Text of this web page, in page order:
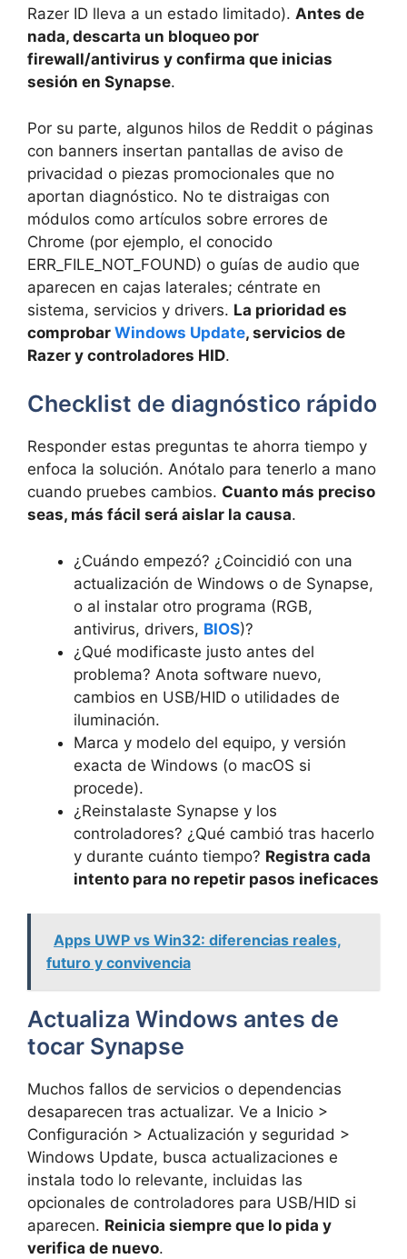
Razer ID lleva a un estado limitado). Antes de
nada, descarta un bloqueo por
firewall/antivirus y confirma que inicias
sesión en Synapse.
Por su parte, algunos hilos de Reddit o páginas
con banners insertan pantallas de aviso de
privacidad o piezas promocionales que no
aportan diagnóstico. No te distraigas con
módulos como artículos sobre errores de
Chrome (por ejemplo, el conocido
ERR_FILE_NOT_FOUND) o guías de audio que
aparecen en cajas laterales; céntrate en
sistema, servicios y drivers. La prioridad es
comprobar Windows Update, servicios de
Razer y controladores HID.
Checklist de diagnóstico rápido
Responder estas preguntas te ahorra tiempo y
enfoca la solución. Anótalo para tenerlo a mano
cuando pruebes cambios. Cuanto más preciso
seas, más fácil será aislar la causa.
¿Cuándo empezó? ¿Coincidió con una
actualización de Windows o de Synapse,
o al instalar otro programa (RGB,
antivirus, drivers, BIOS)?
¿Qué modificaste justo antes del
problema? Anota software nuevo,
cambios en USB/HID o utilidades de
iluminación.
Marca y modelo del equipo, y versión
exacta de Windows (o macOS si
procede).
¿Reinstalaste Synapse y los
controladores? ¿Qué cambió tras hacerlo
y durante cuánto tiempo? Registra cada
intento para no repetir pasos ineficaces
Apps UWP vs Win32: diferencias reales,
futuro y convivencia
Actualiza Windows antes de
tocar Synapse
Muchos fallos de servicios o dependencias
desaparecen tras actualizar. Ve a Inicio >
Configuración > Actualización y seguridad >
Windows Update, busca actualizaciones e
instala todo lo relevante, incluidas las
opcionales de controladores para USB/HID si
aparecen. Reinicia siempre que lo pida y
verifica de nuevo.